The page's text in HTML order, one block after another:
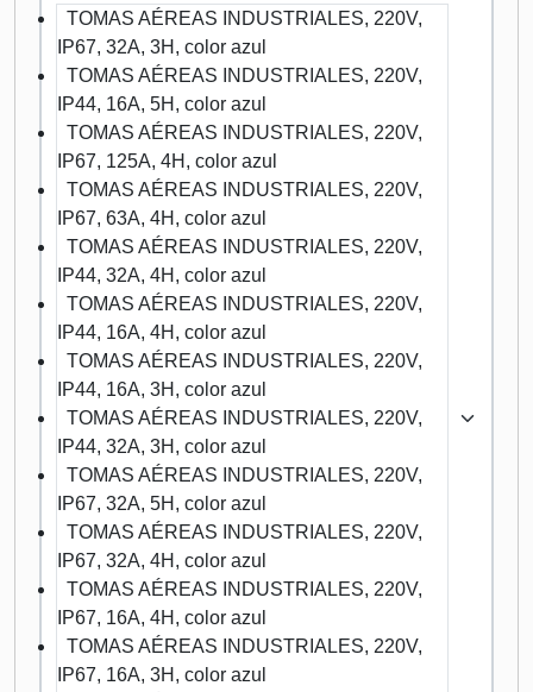
TOMAS AÉREAS INDUSTRIALES, 220V,
IP67, 32A, 3H, color azul
TOMAS AÉREAS INDUSTRIALES, 220V,
IP44, 16A, 5H, color azul
TOMAS AÉREAS INDUSTRIALES, 220V,
IP67, 125A, 4H, color azul
TOMAS AÉREAS INDUSTRIALES, 220V,
IP67, 63A, 4H, color azul
TOMAS AÉREAS INDUSTRIALES, 220V,
IP44, 32A, 4H, color azul
TOMAS AÉREAS INDUSTRIALES, 220V,
IP44, 16A, 4H, color azul
TOMAS AÉREAS INDUSTRIALES, 220V,
IP44, 16A, 3H, color azul
TOMAS AÉREAS INDUSTRIALES, 220V,
IP44, 32A, 3H, color azul
TOMAS AÉREAS INDUSTRIALES, 220V,
IP67, 32A, 5H, color azul
TOMAS AÉREAS INDUSTRIALES, 220V,
IP67, 32A, 4H, color azul
TOMAS AÉREAS INDUSTRIALES, 220V,
IP67, 16A, 4H, color azul
TOMAS AÉREAS INDUSTRIALES, 220V,
IP67, 16A, 3H, color azul